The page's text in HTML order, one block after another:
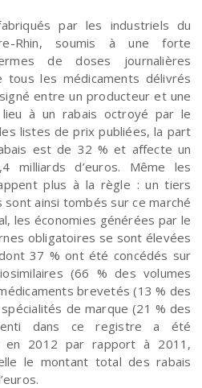
par les industriels du
Rhin, soumis à une forte
de doses journalières
tous les médicaments délivrés
entre un producteur et une
lieu à un rabais octroyé par le
listes de prix publiées, la part
est de 32 % et affecte un
milliards d’euros. Même les
plus à la règle : un tiers
ainsi tombés sur ce marché
les économies générées par le
obligatoires se sont élevées
37 % ont été concédés sur
(66 % des volumes
brevetés (13 % des
de marque (21 % des
dans ce registre a été
en 2012 par rapport à 2011,
le montant total des rabais